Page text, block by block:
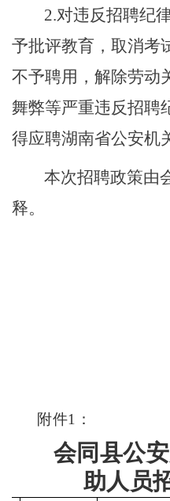
2.对违反招聘纪
予批评教育，取消考
不予聘用，解除劳动
舞弊等严重违反招聘
得应聘湖南省公安机
本次招聘政策由
释。
附件1 ：
会同县公
助人员